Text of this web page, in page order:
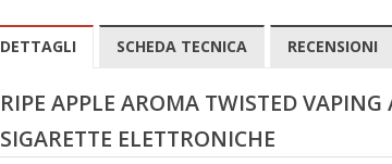
DETTAGLI SCHEDA TECNICA RECENSIONI
RIPE APPLE AROMA TWISTED
SIGARETTE ELETTRONICHE